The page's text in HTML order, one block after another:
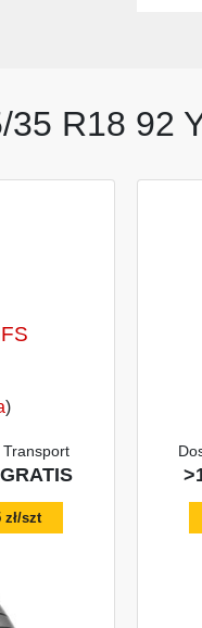
35 R18 92
)
Transport
GRATIS
zł/szt